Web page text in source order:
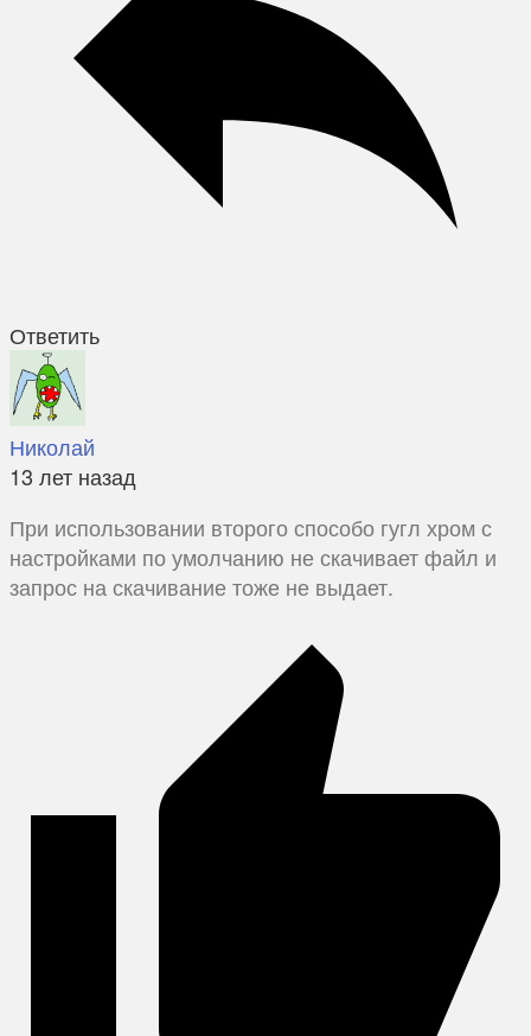
Ответить
Николай
13 лет назад
При использовании второго способо гугл хром с
настройками по умолчанию не скачивает файл и
запрос на скачивание тоже не выдает.